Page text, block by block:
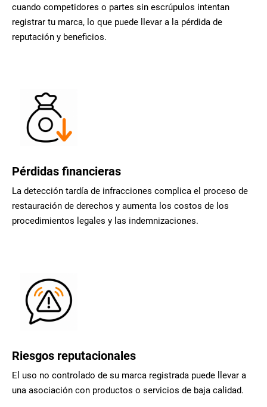
cuando competidores o partes sin escrúpulos intentan
registrar tu marca, lo que puede llevar a la pérdida de
reputación y beneficios.
Pérdidas financieras
La detección tardía de infracciones complica el proceso de
restauración de derechos y aumenta los costos de los
procedimientos legales y las indemnizaciones.
Riesgos reputacionales
El uso no controlado de su marca registrada puede llevar a
una asociación con productos o servicios de baja calidad.